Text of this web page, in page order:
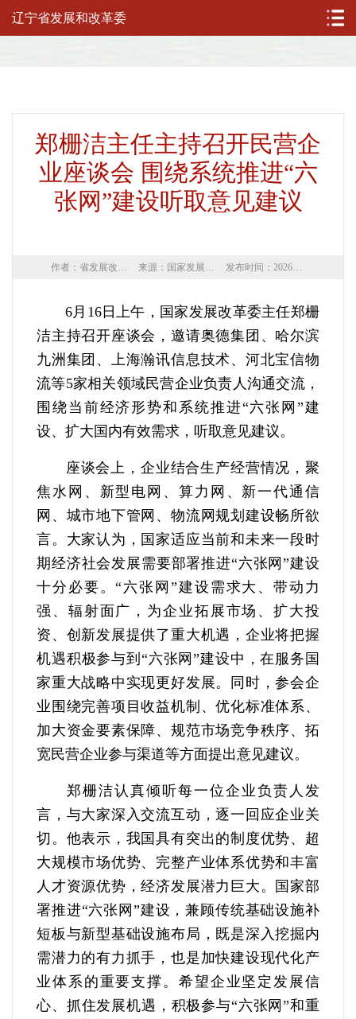
辽宁省发展和改革委
郑栅洁主任主持召开民营企
业座谈会 围绕系统推进“六
张网”建设听取意见建议
作者：省发展改革委 来源：国家发展改革委网站 发布时间：2026年06月17日
6月16日上午，国家发展改革委主任郑栅
洁主持召开座谈会，邀请奥德集团、哈尔滨
九洲集团、上海瀚讯信息技术、河北宝信物
流等5家相关领域民营企业负责人沟通交流，
围绕当前经济形势和系统推进“六张网”建
设、扩大国内有效需求，听取意见建议。
座谈会上，企业结合生产经营情况，聚
焦水网、新型电网、算力网、新一代通信
网、城市地下管网、物流网规划建设畅所欲
言。大家认为，国家适应当前和未来一段时
期经济社会发展需要部署推进“六张网”建设
十分必要。“六张网”建设需求大、带动力
强、辐射面广，为企业拓展市场、扩大投
资、创新发展提供了重大机遇，企业将把握
机遇积极参与到“六张网”建设中，在服务国
家重大战略中实现更好发展。同时，参会企
业围绕完善项目收益机制、优化标准体系、
加大资金要素保障、规范市场竞争秩序、拓
宽民营企业参与渠道等方面提出意见建议。
郑栅洁认真倾听每一位企业负责人发
言，与大家深入交流互动，逐一回应企业关
切。他表示，我国具有突出的制度优势、超
大规模市场优势、完整产业体系优势和丰富
人才资源优势，经济发展潜力巨大。国家部
署推进“六张网”建设，兼顾传统基础设施补
短板与新型基础设施布局，既是深入挖掘内
需潜力的有力抓手，也是加快建设现代化产
业体系的重要支撑。希望企业坚定发展信
心、抓住发展机遇，积极参与“六张网”和重